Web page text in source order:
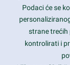
Contact
1600
Podaci će se
strane trećih
kontrolirati i